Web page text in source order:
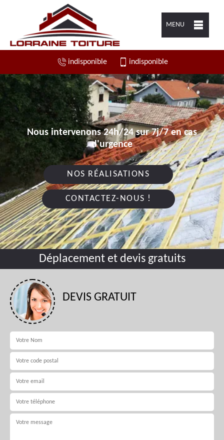
MENU
indisponible indisponible
Nous intervenons 24h/24 sur 7j/7 en cas
d'urgence
NOS RÉALISATIONS
CONTACTEZ-NOUS !
Déplacement et devis gratuits
DEVIS GRATUIT